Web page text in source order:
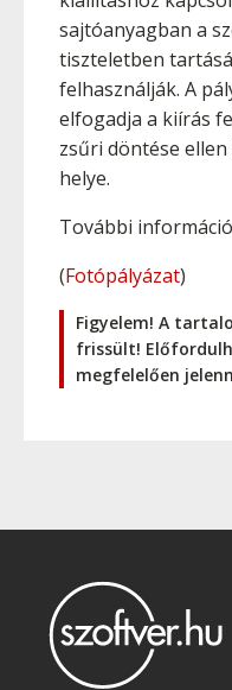
sajtóanyagban a
tiszteletben
felhasználják. A
elfogadja a kiírás
zsűri döntése
helye.
További
(Fotópályázat)
Figyelem! A
frissült!
megfelelően